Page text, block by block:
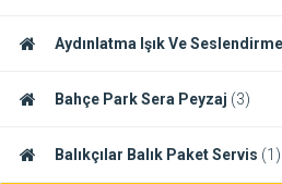
Aydınlatma Işık Ve Seslendirme
Bahçe Park Sera Peyzaj (3)
Balıkçılar Balık Paket Servis (1)